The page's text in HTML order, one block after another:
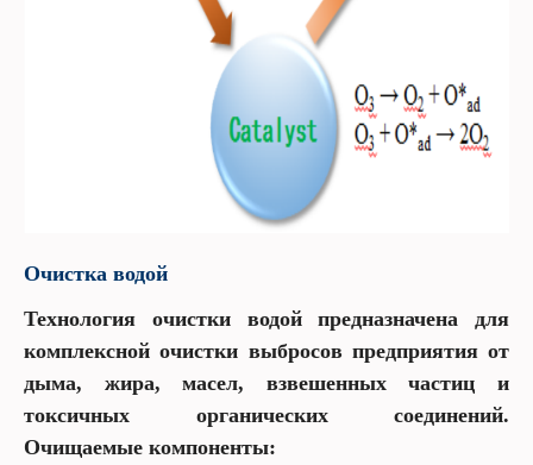
Очистка водой
Технология очистки водой предназначена для
комплексной очистки выбросов предприятия от
дыма, жира, масел, взвешенных частиц и
токсичных органических соединений.
Очищаемые компоненты: